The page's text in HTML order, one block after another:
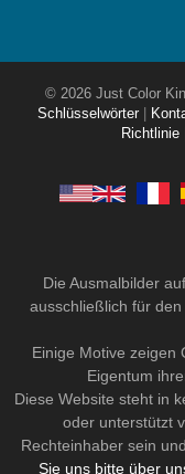
© 2026 Just Color
Schlüsselwörter
Richtlinie
Die Ausmalbilder
ausschließlich für
Einige Motive zeigen
Eigentum
Diese Website steht in
oder unterstützt
Rechteinhaber sein
Sie uns bitte über